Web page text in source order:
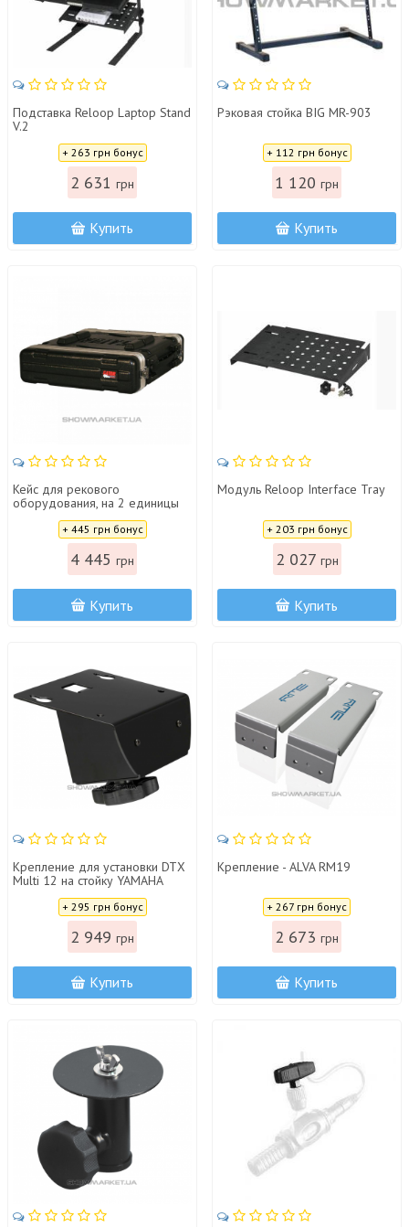
Подставка Reloop Laptop Stand
V.2
+ 263 грн бонус
2 631 грн
Купить
Рэковая стойка BIG MR-903
+ 112 грн бонус
1 120 грн
Купить
Кейс для рекового
оборудования, на 2 единицы
(2U), неглубокий GATOR GR-2S
+ 445 грн бонус
4 445 грн
Купить
Модуль Reloop Interface Tray
+ 203 грн бонус
2 027 грн
Купить
Крепление для установки DTX
Multi 12 на стойку YAMAHA
+ 295 грн бонус
2 949 грн
Купить
Крепление - ALVA RM19
+ 267 грн бонус
2 673 грн
Купить